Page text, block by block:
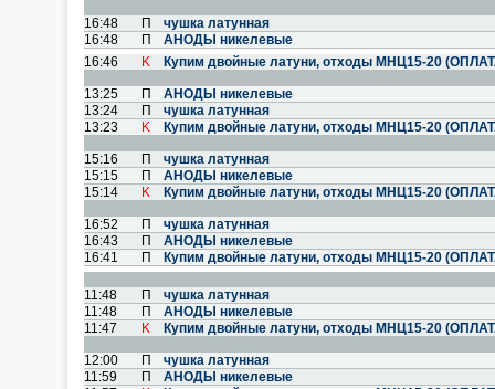
16:48 П
чушка латунная
16:48
П
АНОДЫ никелевые
16:46
K Купим двойные латуни, отходы МНЦ15-20
13:25 П
АНОДЫ никелевые
13:24
П
чушка латунная
13:23
K Купим двойные латуни, отходы МНЦ15-20
15:16 П
чушка латунная
15:15
П
АНОДЫ никелевые
15:14
K Купим двойные латуни, отходы МНЦ15-20
16:52 П
чушка латунная
16:43
П
АНОДЫ никелевые
16:41
П Купим двойные латуни, отходы МНЦ15-20
11:48 П
чушка латунная
11:48
П
АНОДЫ никелевые
11:47
K Купим двойные латуни, отходы МНЦ15-20
12:00 П
чушка латунная
11:59
П
АНОДЫ никелевые